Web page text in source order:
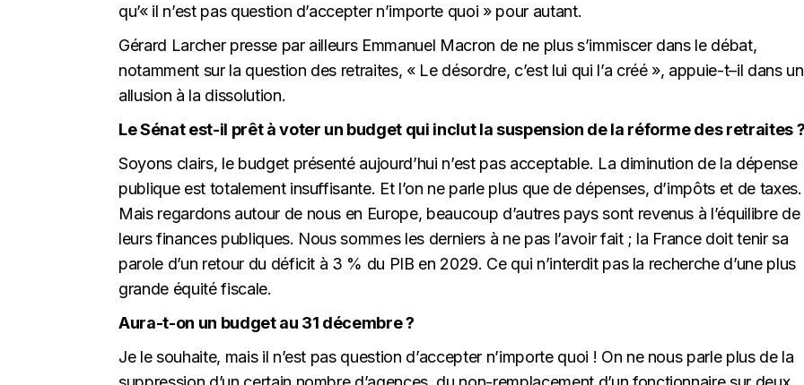
qu’« il n’est pas question d’accepter n’importe quoi » pour autant.
Gérard Larcher presse par ailleurs Emmanuel Macron de ne plus s’immiscer dans le débat,
notamment sur la question des retraites, « Le désordre, c’est lui qui l’a créé », appuie-t–il dans
allusion à la dissolution.
Le Sénat est-il prêt à voter un budget qui inclut la suspension de la réforme des retraites ?
Soyons clairs, le budget présenté aujourd’hui n’est pas acceptable. La diminution de la dépense
publique est totalement insuffisante. Et l’on ne parle plus que de dépenses, d’impôts et de taxes.
Mais regardons autour de nous en Europe, beaucoup d’autres pays sont revenus à l’équilibre de
leurs finances publiques. Nous sommes les derniers à ne pas l’avoir fait ; la France doit tenir sa
parole d’un retour du déficit à 3 % du PIB en 2029. Ce qui n’interdit pas la recherche d’une plus
grande équité fiscale.
Aura-t-on un budget au 31 décembre ?
Je le souhaite, mais il n’est pas question d’accepter n’importe quoi ! On ne nous parle plus de la